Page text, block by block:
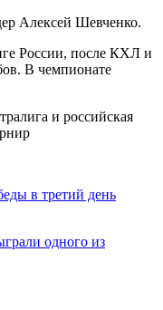
Алексей Шевченко.
России, после КХЛ и
В чемпионате
в третий день
одного из